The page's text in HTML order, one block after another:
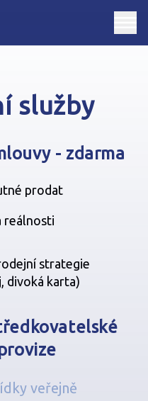
služby
- zdarma
prodat
reálnosti
strategie
divoká karta)
veřejně